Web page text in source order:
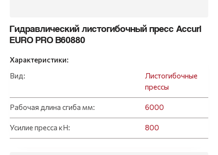
Гидравлический листогибочный пресс Accurl
EURO PRO B60880
Характеристики:
Вид:
Листогибочные
прессы
Рабочая длина сгиба мм: 6000
Усилие пресса кН: 800